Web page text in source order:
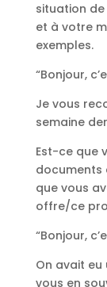
situation
et à votre
exemples.
“Bonjour,
Je vous
semaine
Est-ce que
documents
que vous
offre/ce
“Bonjour,
On avait eu
vous en